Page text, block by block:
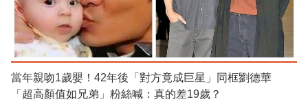
當年親吻1歲嬰！42年後「對方竟成巨星」同框劉德華
「超高顏值如兄弟」粉絲喊：真的差19歲？